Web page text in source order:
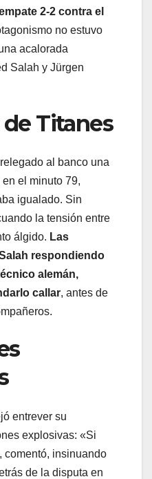
2-2 contra el
no estuvo
acalorada
Salah y Jürgen
Titanes
al banco una
el minuto 79,
igualado. Sin
la tensión entre
álgido. Las
respondiendo
alemán,
callar, antes de
entrever su
explosivas: «Si
comentó, insinuando
de la disputa en